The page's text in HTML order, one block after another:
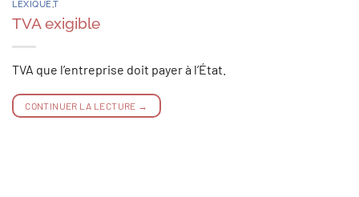
LEXIQUE,T
TVA exigible
TVA que l’entreprise doit payer à l’État.
CONTINUER LA LECTURE →